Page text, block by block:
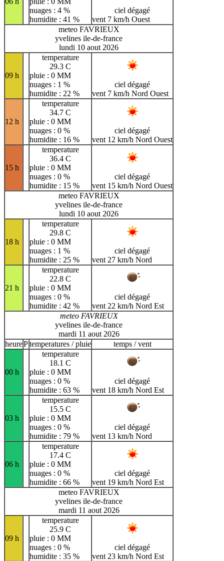
nuages : 4 %
humidite : 41 %
ciel dégagé
vent 7 km/h Ouest
meteo FAVRIEUX
yvelines ile-de-france
lundi 10 aout 2026
09 h
temperature
29.3 C
pluie : 0 MM
nuages : 1 %
humidite : 22 %
ciel dégagé
vent 7 km/h Nord Ouest
12 h
temperature
34.7 C
pluie : 0 MM
nuages : 0 %
humidite : 16 %
ciel dégagé
vent 12 km/h Nord Ouest
15 h
temperature
36.4 C
pluie : 0 MM
nuages : 0 %
humidite : 15 %
ciel dégagé
vent 15 km/h Nord Ouest
meteo FAVRIEUX
yvelines ile-de-france
lundi 10 aout 2026
18 h
temperature
29.8 C
pluie : 0 MM
nuages : 1 %
humidite : 25 %
ciel dégagé
vent 27 km/h Nord
21 h
temperature
22.8 C
pluie : 0 MM
nuages : 0 %
humidite : 42 %
ciel dégagé
vent 22 km/h Nord Est
meteo FAVRIEUX
yvelines ile-de-france
mardi 11 aout 2026
heurePtemperatures / pluie temps / vent
00 h
temperature
18.1 C
pluie : 0 MM
nuages : 0 %
humidite : 63 %
ciel dégagé
vent 18 km/h Nord Est
03 h
temperature
15.5 C
pluie : 0 MM
nuages : 0 %
humidite : 79 %
ciel dégagé
vent 13 km/h Nord
06 h
temperature
17.4 C
pluie : 0 MM
nuages : 0 %
humidite : 66 %
ciel dégagé
vent 19 km/h Nord Est
meteo FAVRIEUX
yvelines ile-de-france
mardi 11 aout 2026
09 h
temperature
25.9 C
pluie : 0 MM
nuages : 0 %
humidite : 35 %
ciel dégagé
vent 23 km/h Nord Est